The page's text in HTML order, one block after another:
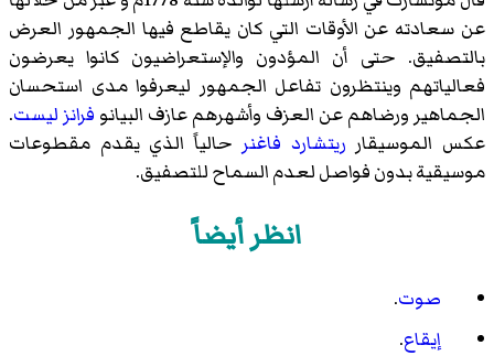
عن سعادته عن الأوقات التي كان يقاطع فيها الجمهور العرض
بالتصفيق. حتى أن المؤدون والإستعراضيون كانوا يعرضون
فعالياتهم وينتظرون تفاعل الجمهور ليعرفوا مدى استحسان
الجماهير ورضاهم عن العزف وأشهرهم عازف البيانو فرانز ليست.
عكس الموسيقار ريتشارد فاغنر حالياً الذي يقدم مقطوعات
موسيقية بدون فواصل لعدم السماح للتصفيق.
انظر أيضاً
صوت.
إيقاع.